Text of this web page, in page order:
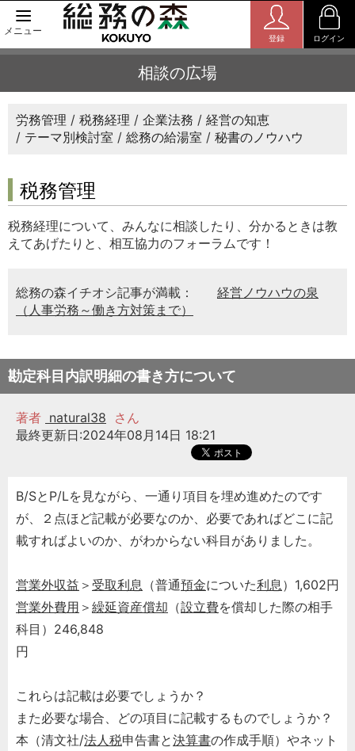
メニュー
登録 ログイン
相談の広場
労務管理 税務経理 企業法務
経営の知恵
テーマ別検討室
総務の給湯室 秘書のノウハウ
税務管理
税務経理について、みんなに相談したり、分かるときは教
えてあげたりと、相互協力のフォーラムです！
総務の森イチオシ記事が満載：
経営ノウハウの泉
（人事労務～働き方対策まで）
勘定科目内訳明細の書き方について
著者 natural38
さん
最終更新日:2024年08月14日 18:21
B/SとP/Lを見ながら、一通り項目を埋め進めたのです
が、２点ほど記載が必要なのか、必要であればどこに記
載すればよいのか、がわからない科目がありました。
営業外収益 ＞ 受取利息 （普通預金についた利息）1,602円
営業外費用 ＞ 繰延資産償却 （設立費を償却した際の相手
科目）246,848
円
これらは記載は必要でしょうか？
また必要な場合、どの項目に記載するものでしょうか？
本（清文社/法人税申告書と決算書の作成手順）やネット